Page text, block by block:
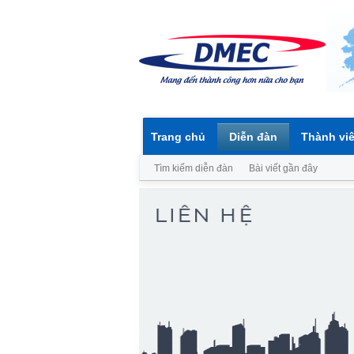
Trang chủ Diễn đàn
Tìm kiếm diễn đàn Bài viết gần đây
Thành